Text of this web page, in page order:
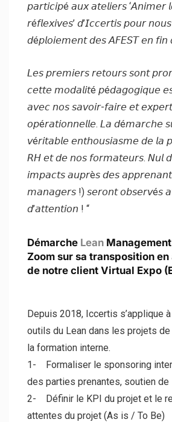
𝘱𝘢𝘳𝘵𝘪𝘤𝘪𝘱é 𝘢𝘶𝘹 𝘢𝘵𝘦𝘭𝘪𝘦𝘳𝘴 ‘𝘈𝘯𝘪𝘮𝘦𝘳
𝘳é𝘧𝘭𝘦𝘹𝘪𝘷𝘦𝘴’ 𝘥’𝘐𝘤𝘤𝘦𝘳𝘵𝘪𝘴 𝘱𝘰𝘶𝘳
𝘥é𝘱𝘭𝘰𝘪𝘦𝘮𝘦𝘯𝘵 𝘥𝘦𝘴 𝘈𝘍𝘌𝘚𝘛 𝘦𝘯 𝘧𝘪𝘯
𝘓𝘦𝘴 𝘱𝘳𝘦𝘮𝘪𝘦𝘳𝘴 𝘳𝘦𝘵𝘰𝘶𝘳𝘴 𝘴𝘰𝘯𝘵
𝘤𝘦𝘵𝘵𝘦 𝘮𝘰𝘥𝘢𝘭𝘪𝘵é 𝘱é𝘥𝘢𝘨𝘰𝘨𝘪𝘲𝘶𝘦
𝘢𝘷𝘦𝘤 𝘯𝘰𝘴 𝘴𝘢𝘷𝘰𝘪𝘳-𝘧𝘢𝘪𝘳𝘦 𝘦𝘵
𝘰𝘱é𝘳𝘢𝘵𝘪𝘰𝘯𝘯𝘦𝘭𝘭𝘦. 𝘓𝘢 𝘥é𝘮𝘢𝘳𝘤𝘩𝘦
𝘷é𝘳𝘪𝘵𝘢𝘣𝘭𝘦 𝘦𝘯𝘵𝘩𝘰𝘶𝘴𝘪𝘢𝘴𝘮𝘦 𝘥𝘦 𝘭𝘢
𝘙𝘏 𝘦𝘵 𝘥𝘦 𝘯𝘰𝘴 𝘧𝘰𝘳𝘮𝘢𝘵𝘦𝘶𝘳𝘴. 𝘕𝘶𝘭
𝘪𝘮𝘱𝘢𝘤𝘵𝘴 𝘢𝘶𝘱𝘳è𝘴 𝘥𝘦𝘴
𝘮𝘢𝘯𝘢𝘨𝘦𝘳𝘴 !) 𝘴𝘦𝘳𝘰𝘯𝘵 𝘰𝘣𝘴𝘦𝘳𝘷é𝘴
𝘥’𝘢𝘵𝘵𝘦𝘯𝘵𝘪𝘰𝘯 ! “
Démarche Lean
Zoom sur sa transposition en
de notre client Virtual Expo
Depuis 2018, Iccertis s’applique
outils du Lean dans les projets
la formation interne.
1- Formaliser le sponsoring
des parties prenantes, soutien de
2- Définir le KPI du projet et le
attentes du projet (As is / To Be)